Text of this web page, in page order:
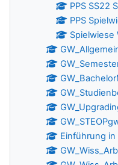
PPS SS22
PPS
Spielwiese
Einführung